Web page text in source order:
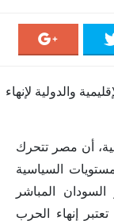
أن مصر تتحرك
السياسية
السودان المباشر
إنهاء الحرب